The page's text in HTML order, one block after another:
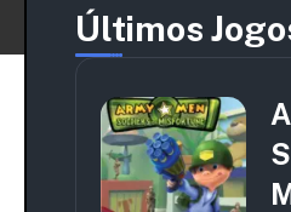
Últimos